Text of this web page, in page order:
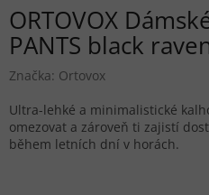
ORTOVOX
PANTS black
Značka: Ortovox
Ultra-lehké a minimalistické
omezovat a zároveň ti zajistí
během letních dní v horách.